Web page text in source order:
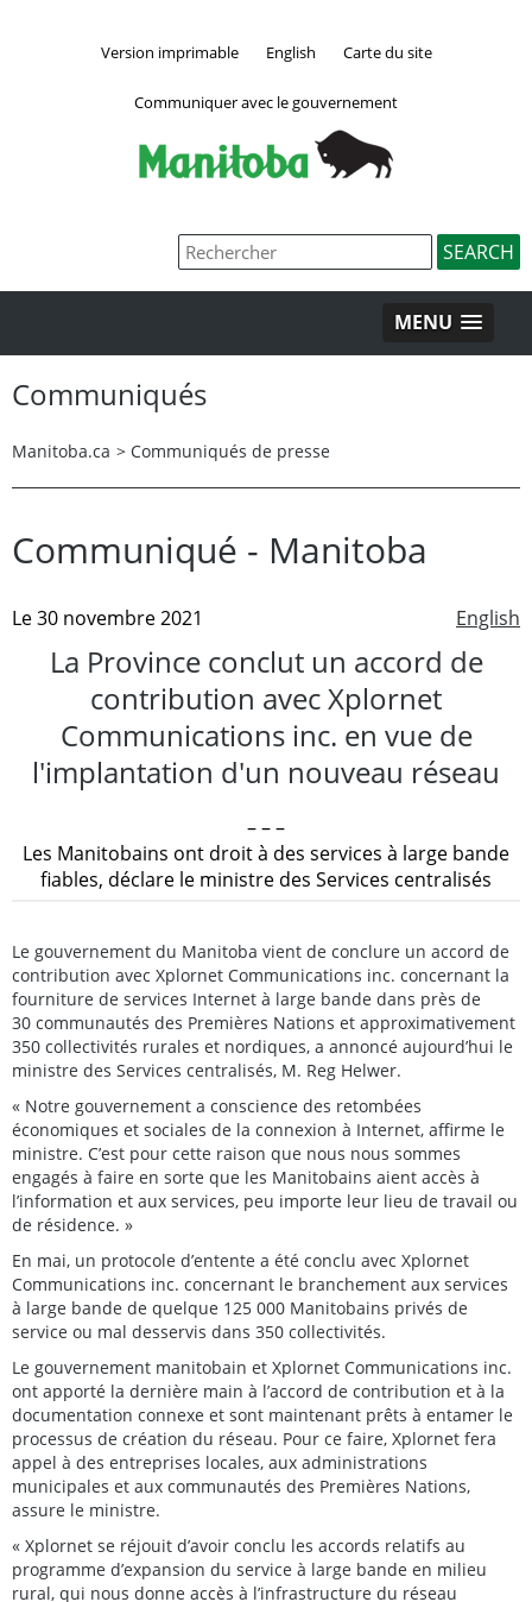
Version imprimable English Carte du site
Communiquer avec le gouvernement
MENU
Communiqués
Manitoba.ca > Communiqués de presse
Communiqué - Manitoba
English
Le 30 novembre 2021
La Province conclut un accord de
contribution avec Xplornet
Communications inc. en vue de
l'implantation d'un nouveau réseau
– – –
Les Manitobains ont droit à des services à large bande
fiables, déclare le ministre des Services centralisés
Le gouvernement du Manitoba vient de conclure un accord de
contribution avec Xplornet Communications inc. concernant la
fourniture de services Internet à large bande dans près de
30 communautés des Premières Nations et approximativement
350 collectivités rurales et nordiques, a annoncé aujourd’hui le
ministre des Services centralisés, M. Reg Helwer.
« Notre gouvernement a conscience des retombées
économiques et sociales de la connexion à Internet, affirme le
ministre. C’est pour cette raison que nous nous sommes
engagés à faire en sorte que les Manitobains aient accès à
l’information et aux services, peu importe leur lieu de travail ou
de résidence. »
En mai, un protocole d’entente a été conclu avec Xplornet
Communications inc. concernant le branchement aux services
à large bande de quelque 125 000 Manitobains privés de
service ou mal desservis dans 350 collectivités.
Le gouvernement manitobain et Xplornet Communications inc.
ont apporté la dernière main à l’accord de contribution et à la
documentation connexe et sont maintenant prêts à entamer le
processus de création du réseau. Pour ce faire, Xplornet fera
appel à des entreprises locales, aux administrations
municipales et aux communautés des Premières Nations,
assure le ministre.
« Xplornet se réjouit d’avoir conclu les accords relatifs au
programme d’expansion du service à large bande en milieu
rural, qui nous donne accès à l’infrastructure du réseau